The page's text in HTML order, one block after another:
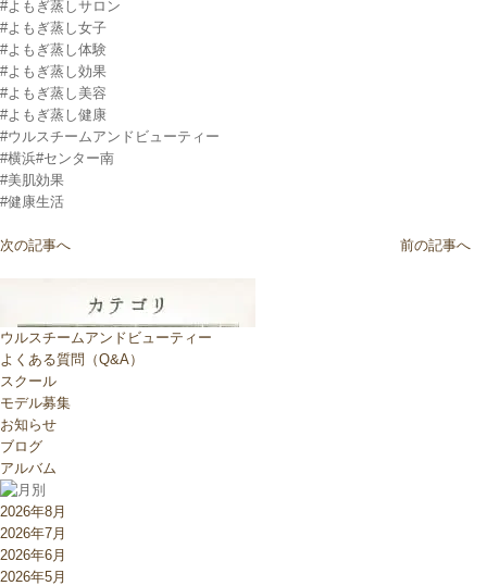
#よもぎ蒸しサロン
#よもぎ蒸し女子
#よもぎ蒸し体験
#よもぎ蒸し効果
#よもぎ蒸し美容
#よもぎ蒸し健康
#ウルスチームアンドビューティー
#横浜#センター南
#美肌効果
#健康生活
次の記事へ 前の記事へ
ウルスチームアンドビューティー
よくある質問（Q&A）
スクール
モデル募集
お知らせ
ブログ
アルバム
2026年8月
2026年7月
2026年6月
2026年5月